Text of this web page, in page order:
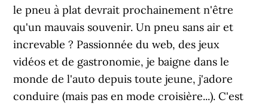
le pneu à plat devrait prochainement n'être
qu'un mauvais souvenir. Un pneu sans air et
increvable ? Passionnée du web, des jeux
vidéos et de gastronomie, je baigne dans le
monde de l'auto depuis toute jeune, j'adore
conduire (mais pas en mode croisière...). C'est